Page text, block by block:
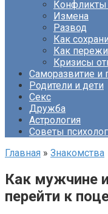
Конфликты
Измена
Развод
Как
Как
Кризисы
Саморазвитие и
Родители и дети
Секс
Дружба
Астрология
Советы
Главная » Знакомства
Как мужчине
перейти к